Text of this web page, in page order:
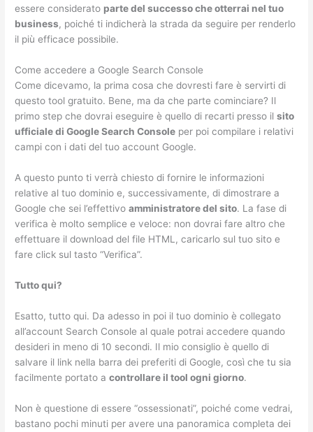
essere considerato parte del successo che otterrai nel tuo
business, poiché ti indicherà la strada da seguire per renderlo
il più efficace possibile.
Come accedere a Google Search Console
Come dicevamo, la prima cosa che dovresti fare è servirti di
questo tool gratuito. Bene, ma da che parte cominciare? Il
primo step che dovrai eseguire è quello di recarti presso ilsito
ufficiale di Google Search Console per poi compilare i relativi
campi con i dati del tuo account Google.
A questo punto ti verrà chiesto di fornire le informazioni
relative al tuo dominio e, successivamente, di dimostrare a
Google che sei l’effettivoamministratore del sito. La fase di
verifica è molto semplice e veloce: non dovrai fare altro che
effettuare il download del file HTML, caricarlo sul tuo sito e
fare click sul tasto “Verifica”.
Tutto qui?
Esatto, tutto qui. Da adesso in poi il tuo dominio è collegato
all’account Search Console al quale potrai accedere quando
desideri in meno di 10 secondi. Il mio consiglio è quello di
salvare il link nella barra dei preferiti di Google, così che tu sia
facilmente portato acontrollare il tool ogni giorno.
Non è questione di essere “ossessionati”, poiché come vedrai,
bastano pochi minuti per avere una panoramica completa dei